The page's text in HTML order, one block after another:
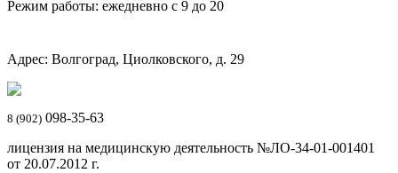
Режим работы: ежедневно с 9 до 20
Адрес: Волгоград, Циолковского, д. 29
8 (902) 098-35-63
лицензия на медицинскую деятельность №ЛО-34-01-001401
от 20.07.2012 г.